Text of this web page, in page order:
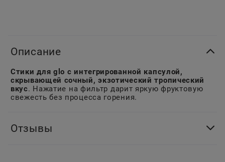
Описание
Стики для glo с интегрированной капсулой,
скрывающей сочный, экзотический тропический
вкус. Нажатие на фильтр дарит яркую фруктовую
свежесть без процесса горения.
Отзывы